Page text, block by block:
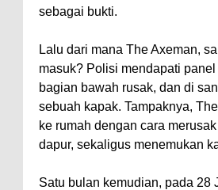
sebagai bukti.
Lalu dari mana The Axeman,
masuk? Polisi mendapati
bagian bawah rusak, dan di
sebuah kapak. Tampaknya,
ke rumah dengan cara
dapur, sekaligus menemukan
Satu bulan kemudian, pada 28